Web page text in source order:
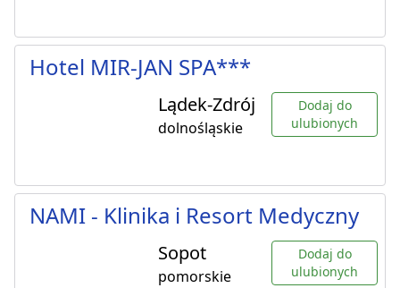
Hotel MIR-JAN SPA***
Lądek-Zdrój
dolnośląskie
Dodaj do
ulubionych
NAMI - Klinika i Resort Medyczny
Sopot
pomorskie
Dodaj do
ulubionych